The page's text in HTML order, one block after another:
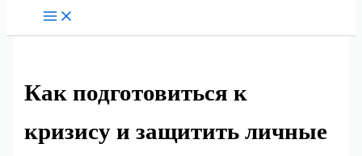
Как подготовиться к
кризису и защитить личные